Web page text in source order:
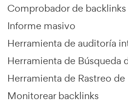
Comprobador de backlinks
Informe masivo
Herramienta de auditoría
Herramienta de Búsqueda
Herramienta de Rastreo de
Monitorear backlinks